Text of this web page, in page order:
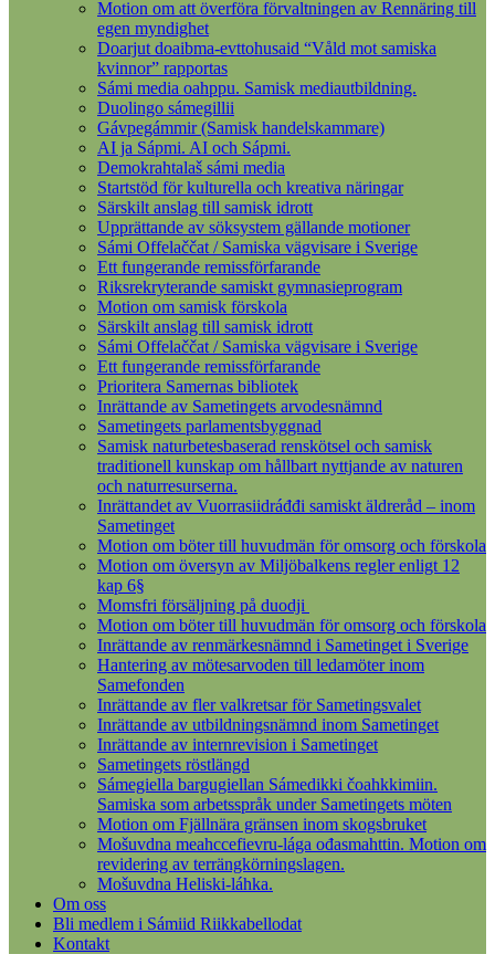
Motion om att överföra förvaltningen av Rennäring till
egen myndighet
Doarjut doaibma-evttohusaid “Våld mot samiska
kvinnor” rapportas
Sámi media oahppu. Samisk mediautbildning.
Duolingo sámegillii
Gávpegámmir (Samisk handelskammare)
AI ja Sápmi. AI och Sápmi.
Demokrahtalaš sámi media
Startstöd för kulturella och kreativa näringar
Särskilt anslag till samisk idrott
Upprättande av söksystem gällande motioner
Sámi Offelaččat / Samiska vägvisare i Sverige
Ett fungerande remissförfarande
Riksrekryterande samiskt gymnasieprogram
Motion om samisk förskola
Särskilt anslag till samisk idrott
Sámi Offelaččat / Samiska vägvisare i Sverige
Ett fungerande remissförfarande
Prioritera Samernas bibliotek
Inrättande av Sametingets arvodesnämnd
Sametingets parlamentsbyggnad
Samisk naturbetesbaserad renskötsel och samisk
traditionell kunskap om hållbart nyttjande av naturen
och naturresurserna.
Inrättandet av Vuorrasiidráđđi samiskt äldreråd – inom
Sametinget
Motion om böter till huvudmän för omsorg och förskola
Motion om översyn av Miljöbalkens regler enligt 12
kap 6§
Momsfri försäljning på duodji
Motion om böter till huvudmän för omsorg och förskola
Inrättande av renmärkesnämnd i Sametinget i Sverige
Hantering av mötesarvoden till ledamöter inom
Samefonden
Inrättande av fler valkretsar för Sametingsvalet
Inrättande av utbildningsnämnd inom Sametinget
Inrättande av internrevision i Sametinget
Sametingets röstlängd
Sámegiella bargugiellan Sámedikki čoahkkimiin.
Samiska som arbetsspråk under Sametingets möten
Motion om Fjällnära gränsen inom skogsbruket
Mošuvdna meahccefievru-lága ođasmahttin. Motion om
revidering av terrängkörningslagen.
Mošuvdna Heliski-láhka.
Om oss
Bli medlem i Sámiid Riikkabellodat
Kontakt